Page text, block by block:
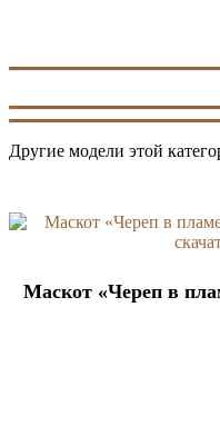
Другие модели этой
Маскот «Череп в